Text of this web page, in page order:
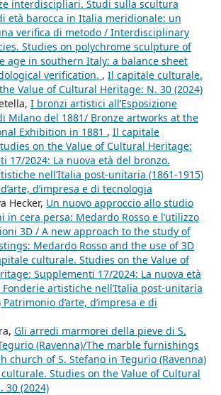
interdiscipliari. Studi sulla scultura
età barocca in Italia meridionale: un
verifica di metodo / Interdisciplinary
Studies on polychrome sculpture of
age in southern Italy: a balance sheet
verification. , Il capitale culturale.
Value of Cultural Heritage: N. 30 (2024)
I bronzi artistici all’Esposizione
Milano del 1881/ Bronze artworks at the
Exhibition in 1881 , Il capitale
on the Value of Cultural Heritage:
17/2024: La nuova età del bronzo.
nell’Italia post-unitaria (1861-1915)
d’impresa e di tecnologia
Hecker, Un nuovo approccio allo studio
in cera persa: Medardo Rosso e l’utilizzo
3D / A new approach to the study of
Medardo Rosso and the use of 3D
culturale. Studies on the Value of
Supplementi 17/2024: La nuova età
artistiche nell’Italia post-unitaria
Patrimonio d’arte, d’impresa e di
Gli arredi marmorei della pieve di S.
(Ravenna)/The marble furnishings
church of S. Stefano in Tegurio (Ravenna)
Studies on the Value of Cultural
30 (2024)